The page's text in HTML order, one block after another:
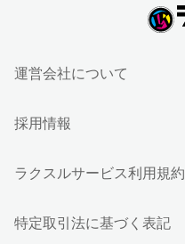
運営会社について
採用情報
ラクスルサービス利用規約
特定取引法に基づく表記